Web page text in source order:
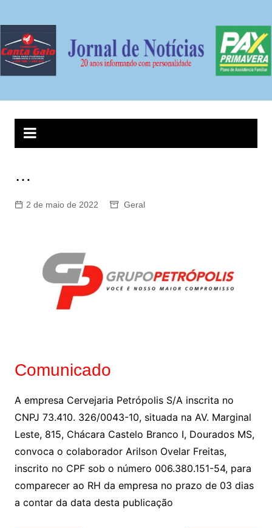
conteúdo
…
2 de maio de 2022 Geral
Comunicado
A empresa Cervejaria Petrópolis S/A inscrita no
CNPJ 73.410. 326/0043-10, situada na AV. Marginal
Leste, 815, Chácara Castelo Branco I, Dourados MS,
convoca o colaborador Arilson Ovelar Freitas,
inscrito no CPF sob o número 006.380.151-54, para
comparecer ao RH da empresa no prazo de 03 dias
a contar da data desta publicação